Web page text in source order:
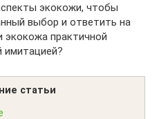
экокожи, чтобы
выбор и ответить на
экокожа практичной
имитацией?
статьи